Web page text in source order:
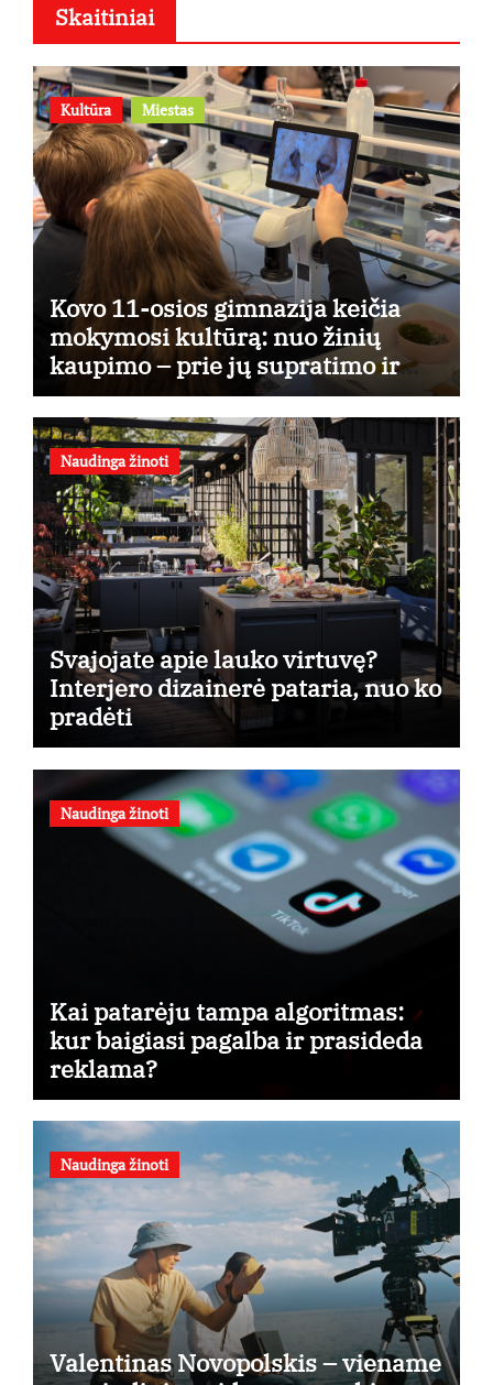
Skaitiniai
Kultūra Miestas
Kovo 11-osios gimnazija keičia
mokymosi kultūrą: nuo žinių
kaupimo – prie jų supratimo ir
taikymo
Naudinga žinoti
Svajojate apie lauko virtuvę?
Interjero dizainerė pataria, nuo ko
pradėti
Naudinga žinoti
Kai patarėju tampa algoritmas:
kur baigiasi pagalba ir prasideda
reklama?
Naudinga žinoti
Valentinas Novopolskis – viename